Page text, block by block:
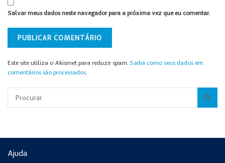
Salvar meus dados neste navegador para a próxima vez que eu comentar.
Este site utiliza o Akismet para reduzir spam. Saiba como seus dados em
comentários são processados
Ajuda